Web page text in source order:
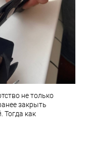
не только
закрыть
Тогда как